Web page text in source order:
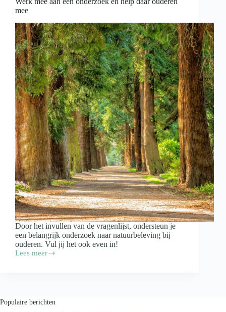
mee
Door het invullen van de vragenlijst, ondersteun je
een belangrijk onderzoek naar natuurbeleving bij
ouderen. Vul jij het ook even in!
Lees meer
Werk
en
Populaire berichten